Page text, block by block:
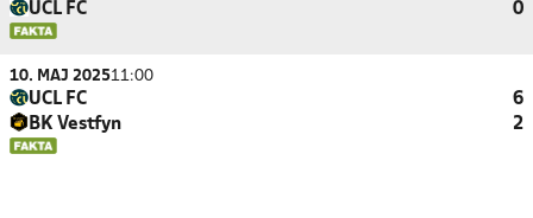
UCL FC
0
10. MAJ 202511:00
UCL FC
6
BK Vestfyn
2